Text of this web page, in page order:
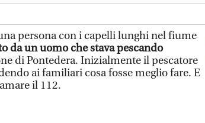
persona con i capelli lunghi nel fiume
da un uomo che stava pescando
di Pontedera. Inizialmente il pescatore
ai familiari cosa fosse meglio fare. E
il 112.